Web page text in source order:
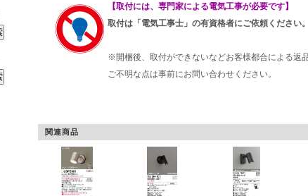
【取付には、専門家による電気工事が必要です】
取付は「電気工事士」の有資格者にご依頼ください。
※開梱後、取付ができないなどお客様都合による返
ご不明な点は事前にお問い合わせください。
関連商品